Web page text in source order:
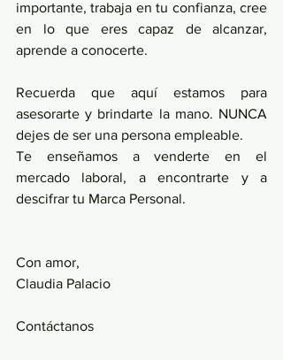
importante, trabaja en tu confianza, cree
en lo que eres capaz de alcanzar,
aprende a conocerte.
Recuerda que aquí estamos para
asesorarte y brindarte la mano. NUNCA
dejes de ser una persona empleable.
Te enseñamos a venderte en el
mercado laboral, a encontrarte y a
descifrar tu Marca Personal.
Con amor,
Claudia Palacio
Contáctanos